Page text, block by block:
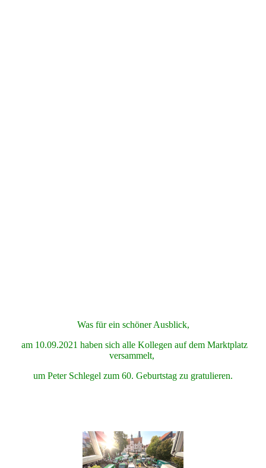
Was für ein schöner Ausblick,
am 10.09.2021 haben sich alle Kollegen auf dem Marktplatz
versammelt,
um Peter Schlegel zum 60. Geburtstag zu gratulieren.